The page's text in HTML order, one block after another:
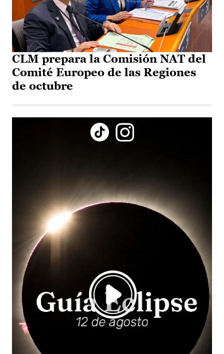
CLM prepara la Comisión NAT del
Comité Europeo de las Regiones
de octubre